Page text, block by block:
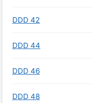
DDD 42
DDD 44
DDD 46
DDD 48